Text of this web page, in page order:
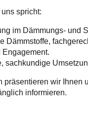
spricht:
im Dämmungs- und
Dämmstoffe,
Engagement.
sachkundige
präsentieren wir Ihnen
informieren.